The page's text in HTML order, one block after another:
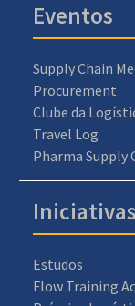
Eventos
Supply Chain
Procurement
Clube da
Travel Log
Pharma Supply
Iniciativas
Estudos
Flow Training